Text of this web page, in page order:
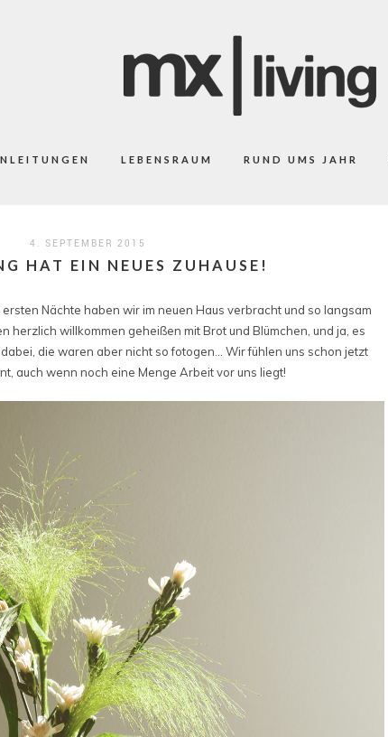
LEBENSRAUM RUND UMS JAHR
4. SEPTEMBER 2015
HAT EIN NEUES ZUHAUSE!
Nächte haben wir im neuen Haus verbracht und so langsam
herzlich willkommen geheißen mit Brot und Blümchen, und ja, es
die waren aber nicht so fotogen… Wir fühlen uns schon jetzt
auch wenn noch eine Menge Arbeit vor uns liegt!